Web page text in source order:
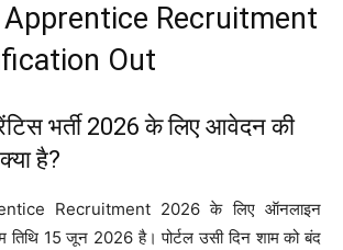
Apprentice Recruitment
Out
भर्ती 2026 के लिए आवेदन की
है?
Recruitment 2026 के लिए ऑनलाइन
15 जून 2026 है। पोर्टल उसी दिन शाम को बंद